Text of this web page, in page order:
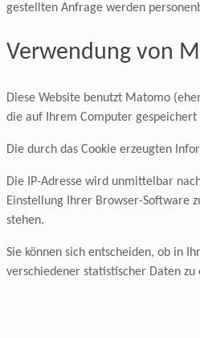
gestellten Anfrage werden
Verwendung von
Diese Website benutzt Matomo
die auf Ihrem Computer
Die durch das Cookie erzeugten
Die IP-Adresse wird unmittelbar
Einstellung Ihrer Browser-Software
stehen.
Sie können sich entscheiden, ob in
verschiedener statistischer Daten zu